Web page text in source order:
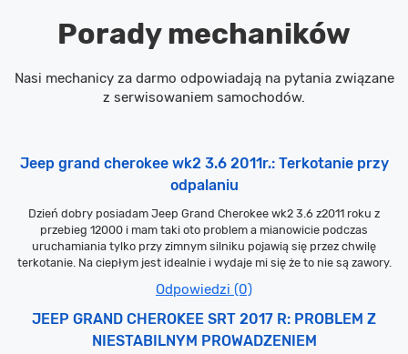
Porady mechaników
Nasi mechanicy za darmo odpowiadają na pytania związane
z serwisowaniem samochodów.
Jeep grand cherokee wk2 3.6 2011r.: Terkotanie przy
odpalaniu
Dzień dobry posiadam Jeep Grand Cherokee wk2 3.6 z2011 roku z
przebieg 12000 i mam taki oto problem a mianowicie podczas
uruchamiania tylko przy zimnym silniku pojawią się przez chwilę
terkotanie. Na ciepłym jest idealnie i wydaje mi się że to nie są zawory.
Odpowiedzi (0)
JEEP GRAND CHEROKEE SRT 2017 R: PROBLEM Z
NIESTABILNYM PROWADZENIEM